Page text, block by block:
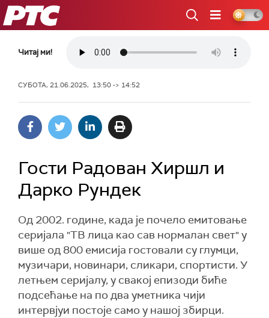
РТС
Читај ми!
СУБОТА, 21.06.2025, 13:50 -> 14:52
Гости Радован Хиршл и
Дарко Рундек
Од 2002. године, када је почело емитовање
серијала "ТВ лица као сав нормалан свет" у
више од 800 емисија гостовали су глумци,
музичари, новинари, сликари, спортисти. У
летњем серијалу, у свакој епизоди биће
подсећање на по два уметника чији
интервјуи постоје само у нашој збирци.